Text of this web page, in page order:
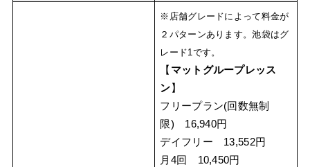
※店舗グレードによって料金が
２パターンあります。池袋はグ
レード1です。
【 マットグループレッス
ン 】
フリープラン(回数無制
限) 16,940円
デイフリー 13,552円
月4回 10,450円